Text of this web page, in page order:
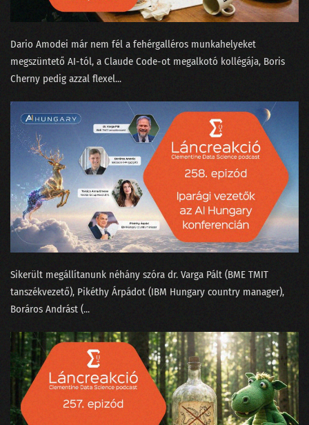
159 - Nagy megmondások a dataSTREAM 2024 farvizén
158 - Bál volt az Operában, BASIC-ben
157 - Robotkapitányok a rumoshordón ülve
156 - Nem csak Budapestről indulhatnak világcégek
155 - A konzumidiotizmus találkozása az MI-vel
154 - Fogunk-e mindnyájan venni atyáskodó elektromos autókat?
153 - A háromtest probléma a Netflixen
151 - Bukott Tesla és halott Lou Reed
150 - Megszabadulunk-e a SORA-val a hollywoodi színészektől?
149 - A világnak kellenek a bullshit melók!
148 - Mitől hagyja abba a ChatGPT a hallucinálást?
147 - A véleménykutatás jól van, pedig zombik tépik
146 - Mi köze Taylor Swiftnek a Nagy Nyelvi Modellekhez?
145 - Van-e még jövője a közvéleménykutatásnak?
Dario Amodei már nem fél a fehérgalléros munkahelyeket
megszüntető AI-tól⁠, a Claude Code-ot megalkotó kollégája, ⁠Boris
Cherny pedig azzal flexel⁠...
Sikerült megállítanunk néhány szóra ⁠dr. Varga Pál⁠t (BME TMIT
tanszékvezető), Pikéthy Árpád⁠⁠ot (IBM Hungary country manager),
⁠Boráros András⁠t (...